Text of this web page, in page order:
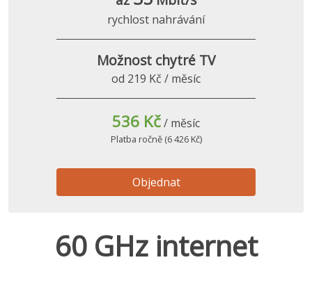
rychlost nahrávání
Možnost chytré TV
od 219 Kč / měsíc
536 Kč/ měsíc
Platba ročně (6 426 Kč)
Objednat
60 GHz internet